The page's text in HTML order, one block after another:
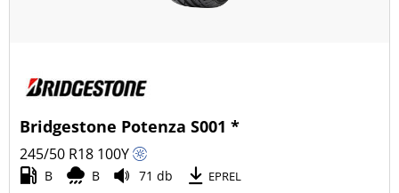
Bridgestone Potenza S001 *
245/50 R18 100Y
B B 71 db EPREL